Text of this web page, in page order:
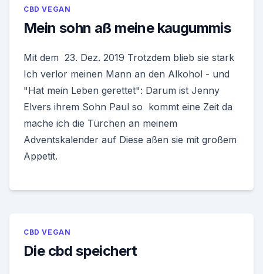
CBD VEGAN
Mein sohn aß meine kaugummis
Mit dem 23. Dez. 2019 Trotzdem blieb sie stark
Ich verlor meinen Mann an den Alkohol - und
"Hat mein Leben gerettet": Darum ist Jenny
Elvers ihrem Sohn Paul so kommt eine Zeit da
mache ich die Türchen an meinem
Adventskalender auf Diese aßen sie mit großem
Appetit.
CBD VEGAN
Die cbd speichert